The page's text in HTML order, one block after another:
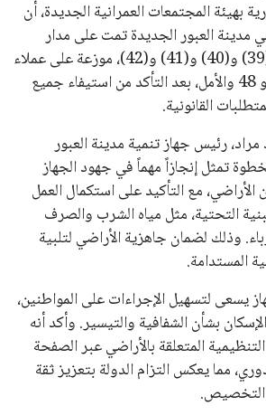
بهيئة المجتمعات العمرانية الجديدة، أن
مدينة العبور الجديدة تمت على مدار
يومين، وشملت أرقام (39) و(40) و(41) و(42)، موزعة على عملاء
مناطق القادسية والكيلو 48 والأمل، بعد التأكد من استيفاء جميع
القانونية.
رئيس جهاز تنمية مدينة العبور
تمثل إنجازاً مهماً في جهود الجهاز
الأراضي، مع التأكيد على استكمال العمل
التحتية، مثل مياه الشرب والصرف
وذلك لضمان جاهزية الأراضي لتلبية
المستدامة.
يسعى لتسهيل الإجراءات على المواطنين،
بشأن الشفافية والتيسير. وأكد أنه
المتعلقة بالأراضي عبر الصفحة
مما يعكس التزام الدولة بتعزيز ثقة
التخصيص.